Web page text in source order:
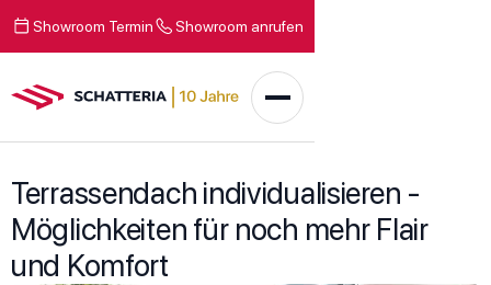
Showroom Termin Showroom anrufen
Terrassendach individualisieren -
Möglichkeiten für noch mehr Flair
und Komfort